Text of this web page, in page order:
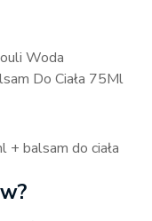
Woda
Do Ciała 75Ml
balsam do ciała